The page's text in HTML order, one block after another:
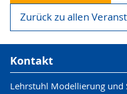
Zurück zu allen
Kontakt
Lehrstuhl Modellierung und